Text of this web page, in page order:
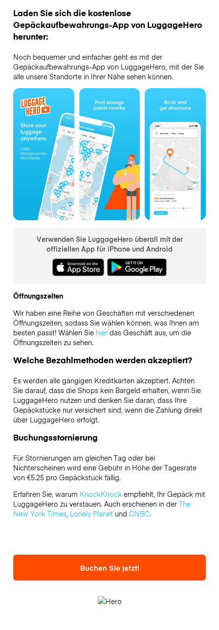
Laden Sie sich die kostenlose
Gepäckaufbewahrungs-App von LuggageHero
herunter:
Noch bequemer und einfacher geht es mit der
Gepäckaufbewahrungs-App von LuggageHero, mit der Sie
alle unsere Standorte in Ihrer Nähe sehen können.
Verwenden Sie LuggageHero überall mit der
offiziellen App für iPhone und Android
Öffnungszeiten
Wir haben eine Reihe von Geschäften mit verschiedenen
Öffnungszeiten, sodass Sie wählen können, was Ihnen am
besten passt! Wählen Sie hierdas Geschäft aus, um die
Öffnungszeiten zu sehen.
Welche Bezahlmethoden werden akzeptiert?
Es werden alle gängigen Kreditkarten akzeptiert. Achten
Sie darauf, dass die Shops kein Bargeld erhalten, wenn Sie
LuggageHero nutzen und denken Sie daran, dass Ihre
Gepäckstücke nur versichert sind, wenn die Zahlung direkt
über LuggageHero erfolgt.
Buchungsstornierung
Für Stornierungen am gleichen Tag oder bei
Nichterscheinen wird eine Gebühr in Höhe der Tagesrate
von €5.25 pro Gepäckstück fällig.
Erfahren Sie, warum KnockKnockempfiehlt, Ihr Gepäck mit
LuggageHero zu verstauen. Auch erschienen in der The
New York Times, Lonely Planetund CNBC.
Buchen Sie jetzt!